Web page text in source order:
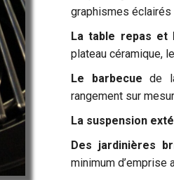
graphismes éclairés
La table repas et
plateau céramique,
Le barbecue de
rangement sur
La suspension
Des jardinières
minimum d’emprise